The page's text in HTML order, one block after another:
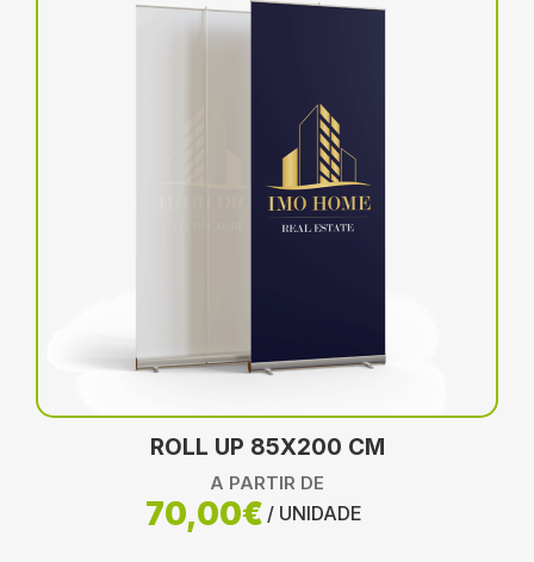
ROLL UP 85X200 CM
A PARTIR DE
70,00€ / UNIDADE